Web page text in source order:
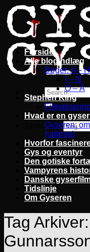
Fortsæt
til
indhold
Search for:
Forside
Alle blogindlæg
Bøger: A – H
I – N
O – Å
Stephen King
Hvad er en
Gyseren:
(uddrag)
Hvorfor
Gys og eventyr
Den gotiske
Vampyrens
Danske
Tidslinje
Om Gyseren
Tag Arkiver: